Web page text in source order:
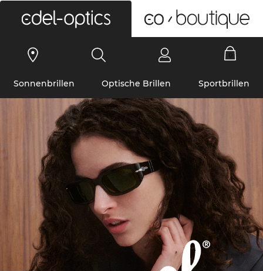
Sonnenbrillen Optische Brillen Sportbrillen